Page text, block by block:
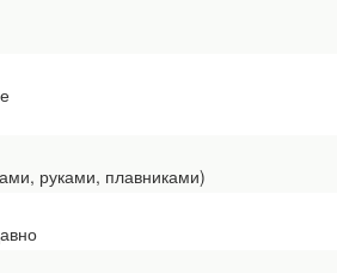
руками, плавниками)